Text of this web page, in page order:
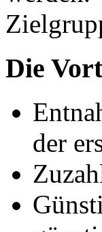
Die
der